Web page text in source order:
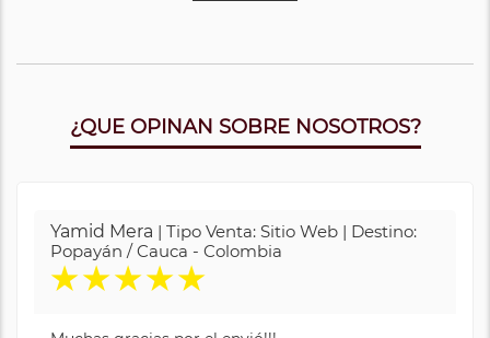
¿QUE OPINAN SOBRE NOSOTROS?
Yamid Mera | Tipo Venta: Sitio Web | Destino:
Popayán / Cauca - Colombia
★★★★★